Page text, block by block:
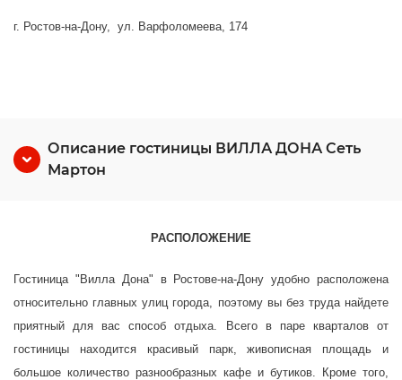
г. Ростов-на-Дону, ул. Варфоломеева, 174
Описание гостиницы ВИЛЛА ДОНА Сеть
Мартон
РАСПОЛОЖЕНИЕ
Гостиница "Вилла Дона" в Ростове-на-Дону удобно расположена
относительно главных улиц города, поэтому вы без труда найдете
приятный для вас способ отдыха. Всего в паре кварталов от
гостиницы находится красивый парк, живописная площадь и
большое количество разнообразных кафе и бутиков. Кроме того,